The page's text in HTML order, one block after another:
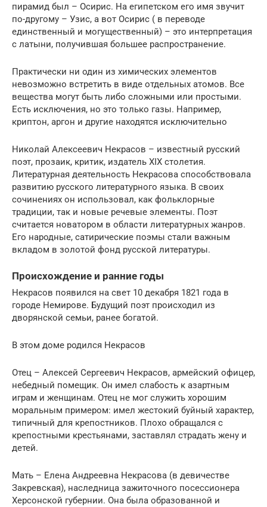
пирамид был – Осирис. На египетском его имя звучит
по-другому – Узис, а вот Осирис ( в переводе
единственный и могущественный) – это интерпретация
с латыни, получившая большее распространение.
Практически ни один из химических элементов
невозможно встретить в виде отдельных атомов. Все
вещества могут быть либо сложными или простыми.
Есть исключения, но это только газы. Например,
криптон, аргон и другие находятся исключительно
Николай Алексеевич Некрасов – известный русский
поэт, прозаик, критик, издатель XIX столетия.
Литературная деятельность Некрасова способствовала
развитию русского литературного языка. В своих
сочинениях он использовал, как фольклорные
традиции, так и новые речевые элементы. Поэт
считается новатором в области литературных жанров.
Его народные, сатирические поэмы стали важным
вкладом в золотой фонд русской литературы.
Происхождение и ранние годы
Некрасов появился на свет 10 декабря 1821 года в
городе Немирове. Будущий поэт происходил из
дворянской семьи, ранее богатой.
В этом доме родился Некрасов
Отец – Алексей Сергеевич Некрасов, армейский офицер,
небедный помещик. Он имел слабость к азартным
играм и женщинам. Отец не мог служить хорошим
моральным примером: имел жестокий буйный характер,
типичный для крепостников. Плохо обращался с
крепостными крестьянами, заставлял страдать жену и
детей.
Мать – Елена Андреевна Некрасова (в девичестве
Закревская), наследница зажиточного посессионера
Херсонской губернии. Она была образованной и